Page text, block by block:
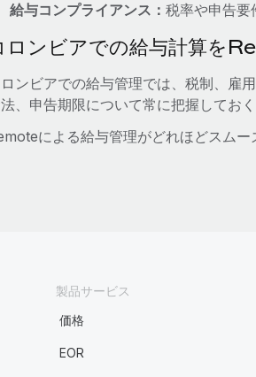
給与コンプライアンス： 税率や申告要
ロンビアでの給与計算を
ンビアでの給与管理では、税制、雇
、申告期限について常に把握してお
による給与管理がどれほどスムー
製品サービス
価格
EOR